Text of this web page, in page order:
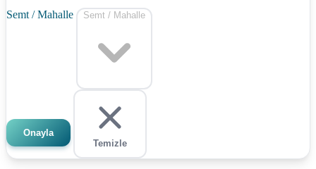
Semt / Mahalle Semt / Mahalle
Onayla
Temizle